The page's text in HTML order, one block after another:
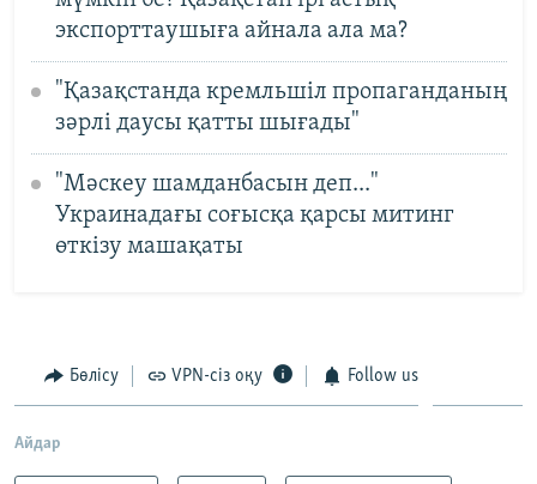
экспорттаушыға айнала ала ма?
"Қазақстанда кремльшіл пропаганданың
зәрлі даусы қатты шығады"
"Мәскеу шамданбасын деп..."
Украинадағы соғысқа қарсы митинг
өткізу машақаты
Бөлісу VPN-сіз оқу Follow us
Айдар